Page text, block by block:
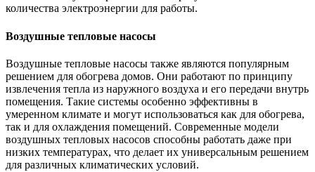
количества электроэнергии для работы.
Воздушные тепловые насосы
Воздушные тепловые насосы также являются популярным
решением для обогрева домов. Они работают по принципу
извлечения тепла из наружного воздуха и его передачи внутрь
помещения. Такие системы особенно эффективны в
умеренном климате и могут использоваться как для обогрева,
так и для охлаждения помещений. Современные модели
воздушных тепловых насосов способны работать даже при
низких температурах, что делает их универсальным решением
для различных климатических условий.